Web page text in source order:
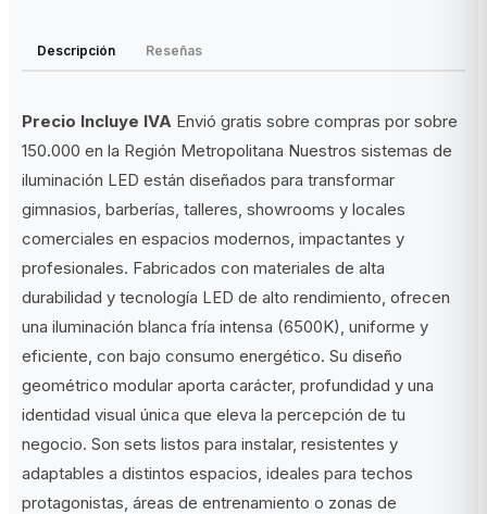
Descripción Reseñas
Precio Incluye IVA Envió gratis sobre compras por sobre
150.000 en la Región Metropolitana Nuestros sistemas de
iluminación LED están diseñados para transformar
gimnasios, barberías, talleres, showrooms y locales
comerciales en espacios modernos, impactantes y
profesionales. Fabricados con materiales de alta
durabilidad y tecnología LED de alto rendimiento, ofrecen
una iluminación blanca fría intensa (6500K), uniforme y
eficiente, con bajo consumo energético. Su diseño
geométrico modular aporta carácter, profundidad y una
identidad visual única que eleva la percepción de tu
negocio. Son sets listos para instalar, resistentes y
adaptables a distintos espacios, ideales para techos
protagonistas, áreas de entrenamiento o zonas de